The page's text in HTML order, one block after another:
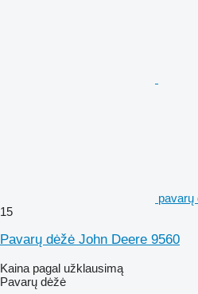
pavarų
15
Pavarų dėžė John Deere 9560
Kaina pagal užklausimą
Pavarų dėžė